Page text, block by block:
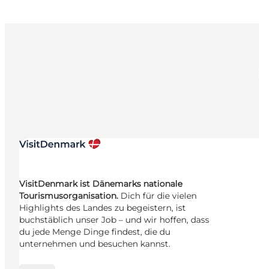
VisitDenmark ist Dänemarks nationale
Tourismusorganisation. Dich für die vielen
Highlights des Landes zu begeistern, ist
buchstäblich unser Job – und wir hoffen, dass
du jede Menge Dinge findest, die du
unternehmen und besuchen kannst.